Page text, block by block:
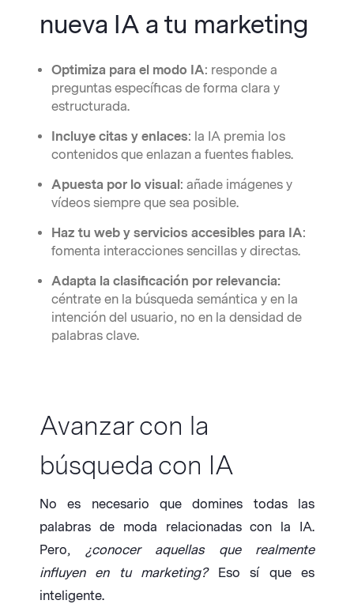
nueva IA a tu marketing
Optimiza para el modo IA: responde a
preguntas específicas de forma clara y
estructurada.
Incluye citas y enlaces: la IA premia los
contenidos que enlazan a fuentes fiables.
Apuesta por lo visual: añade imágenes y
vídeos siempre que sea posible.
Haz tu web y servicios accesibles para IA:
fomenta interacciones sencillas y directas.
Adapta la clasificación por relevancia:
céntrate en la búsqueda semántica y en la
intención del usuario, no en la densidad de
palabras clave.
Avanzar con la
búsqueda con IA
No es necesario que domines todas las
palabras de moda relacionadas con la IA.
Pero, ¿conocer aquellas que realmente
influyen en tu marketing?Eso sí que es
inteligente.